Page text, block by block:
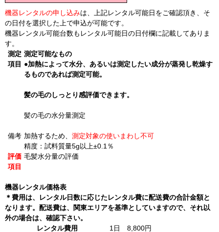
機器レンタルの申し込みは、上記レンタル可能日をご確認頂き、そ
の日付を選択した上で申込が可能です。
機器レンタル可能台数もレンタル可能日の日付欄に記載してありま
す。
測定
項目
測定可能なもの
●加熱によって水分、あるいは測定したい成分が蒸発し乾燥す
るものであれば測定可能。
髪の毛のしっとり感評価できます。
髪の毛の水分量測定
備考 加熱するため、 測定対象の使いまわし不可
精度： 試料質量5g以上±0.1％
評価
項目
毛髪水分量の評価
機器レンタル価格表
＊費用は、レンタル日数に応じたレンタル費に配送費の合計金額と
なります。配送費は、関東エリアを基準としていますので、それ以
外の場合は、確認下さい。
レンタル費用
1日 8,800円